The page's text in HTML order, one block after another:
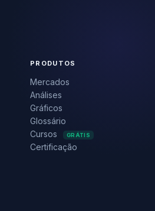
PRODUTOS
Mercados
Análises
Gráficos
Glossário
Cursos
GRÁTIS
Certificação